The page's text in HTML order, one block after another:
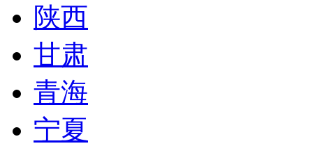
陕西
甘肃
青海
宁夏